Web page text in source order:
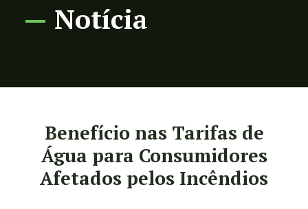
— Notícia
Benefício nas Tarifas de
Água para Consumidores
Afetados pelos Incêndios